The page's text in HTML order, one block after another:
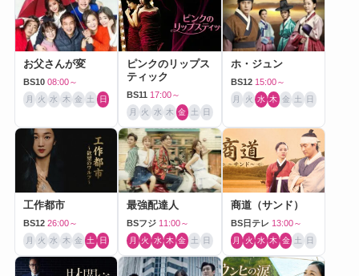
お父さんが変
BS10 08:00～
月 火 水 木 金 土 日
ピンクのリップス
ティック
BS11 17:00～
月 火 水 木 金 土 日
ホ・ジュン
BS12 15:00～
月 火 水 木 金 土 日
工作都市
BS12 26:00～
月 火 水 木 金 土 日
最強配達人
BSフジ 11:00～
月 火 水 木 金 土 日
商道（サンド）
BS日テレ 13:00～
月 火 水 木 金 土 日